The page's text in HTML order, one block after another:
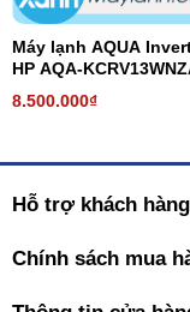
Máy lạnh AQUA
HP AQA-
8.500.000₫
Hỗ trợ khách hàng
Chính sách mua